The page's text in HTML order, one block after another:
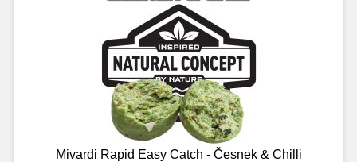
Mivardi Rapid Easy Catch - Česnek & Chilli